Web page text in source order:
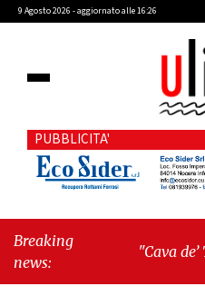
9 Agosto 2026 - aggiornato alle 16:26
PUBBLICITA'
Breaking
news:
"Cava de’